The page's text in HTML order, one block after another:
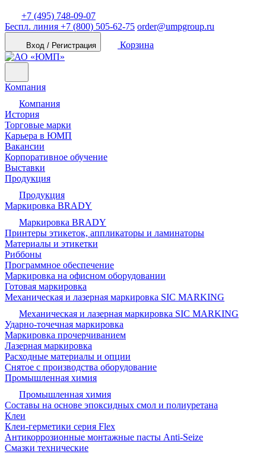
+7 (495) 748-09-07
Беспл. линия +7 (800) 505-62-75 order@umpgroup.ru
Вход / Регистрация Корзина
Компания
Компания
История
Торговые марки
Карьера в ЮМП
Вакансии
Корпоративное обучение
Выставки
Продукция
Продукция
Маркировка BRADY
Маркировка BRADY
Принтеры этикеток, аппликаторы и ламинаторы
Материалы и этикетки
Риббоны
Программное обеспечение
Маркировка на офисном оборудовании
Готовая маркировка
Механическая и лазерная маркировка SIC MARKING
Механическая и лазерная маркировка SIC MARKING
Ударно-точечная маркировка
Маркировка прочерчиванием
Лазерная маркировка
Расходные материалы и опции
Снятое с производства оборудование
Промышленная химия
Промышленная химия
Составы на основе эпоксидных смол и полиуретана
Клеи
Клеи-герметики серия Flex
Антикоррозионные монтажные пасты Anti-Seize
Смазки технические